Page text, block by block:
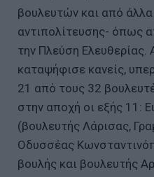
βουλευτών και από
αντιπολίτευσης- όπως
την Πλεύση
καταψήφισε κανείς,
21 από τους 32
στην αποχή οι εξής 11:
(βουλευτής Λάρισας,
Οδυσσέας
βουλής και βουλευτής